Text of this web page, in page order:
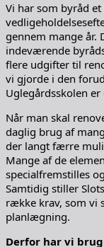
Vi har som byråd
gennem mange år.
indeværende
flere udgifter til
vi gjorde i den
Uglegårdsskolen
Når man skal
daglig brug af
der langt færre
Mange af de
specialfremstilles
Samtidig stiller
række krav, som vi
planlægning.
Derfor har vi